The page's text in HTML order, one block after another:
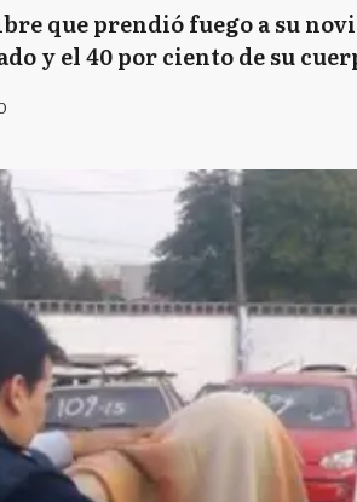
que prendió fuego a su
y el 40 por ciento de su